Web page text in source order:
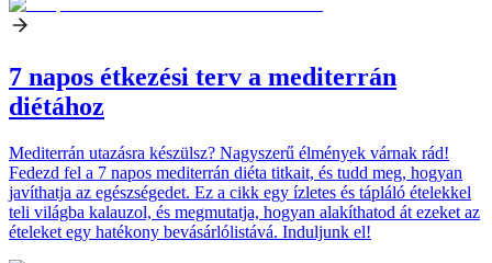
7 napos étkezési terv a mediterrán
diétához
Mediterrán utazásra készülsz? Nagyszerű élmények várnak rád!
Fedezd fel a 7 napos mediterrán diéta titkait, és tudd meg, hogyan
javíthatja az egészségedet. Ez a cikk egy ízletes és tápláló ételekkel
teli világba kalauzol, és megmutatja, hogyan alakíthatod át ezeket az
ételeket egy hatékony bevásárlólistává. Induljunk el!